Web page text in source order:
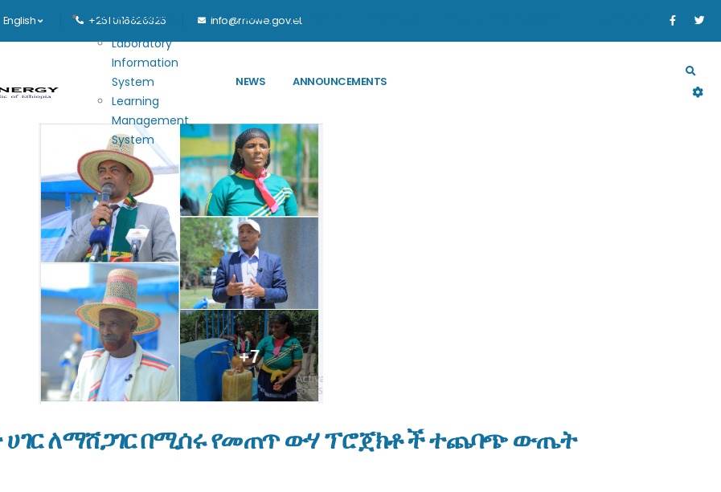
English +251 0116626325 info@mowe.gov.et
Main navigation
E-GOVERNANCE
Laboratory
Information
System
Learning
Management
System
HOME MINISTRY
NEWS ANNOUNCEMENTS
ለማሸጋገር በሚሰሩ የመጠጥ ውሃ ፕሮጀክቶች ተጨባጭ ውጤት